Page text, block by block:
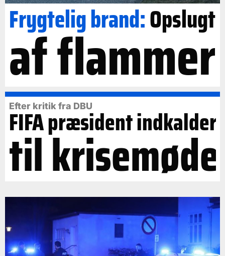
Frygtelig brand:Opslugt
af flammer
Efter kritik fra DBU
FIFA præsident indkalder
til krisemøde